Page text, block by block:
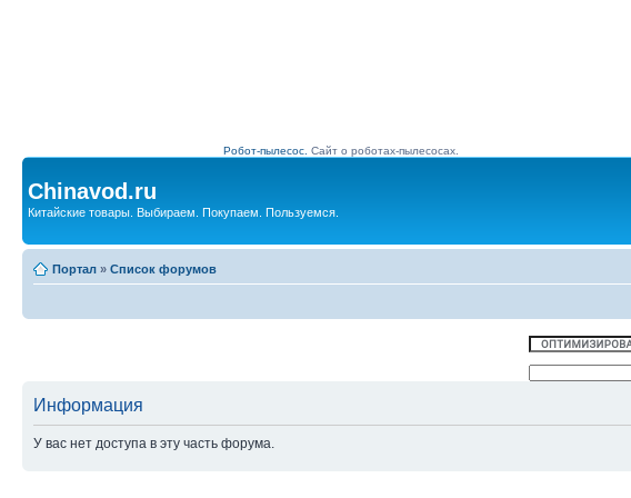
Робот-пылесос. Сайт о роботах-пылесосах.
Chinavod.ru
Китайские товары. Выбираем. Покупаем. Пользуемся.
Портал » Список форумов
Информация
У вас нет доступа в эту часть форума.